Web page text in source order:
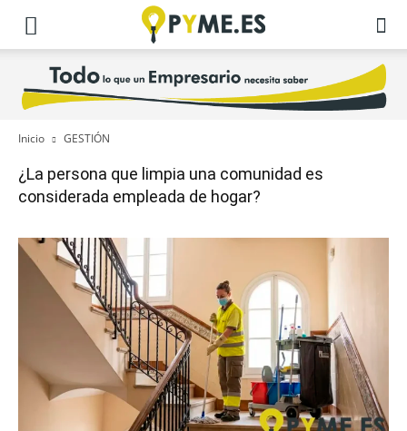
Inicio GESTIÓN
¿La persona que limpia una comunidad es
considerada empleada de hogar?